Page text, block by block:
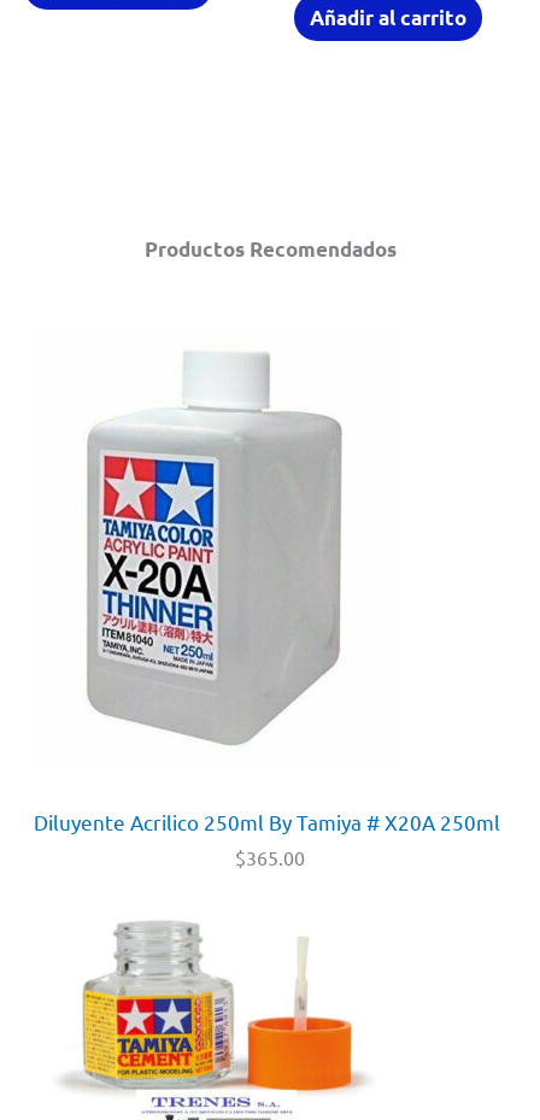
Productos Recomendados
Diluyente Acrilico 250ml By Tamiya # X20A 250ml
$365.00
Añadir al carrito